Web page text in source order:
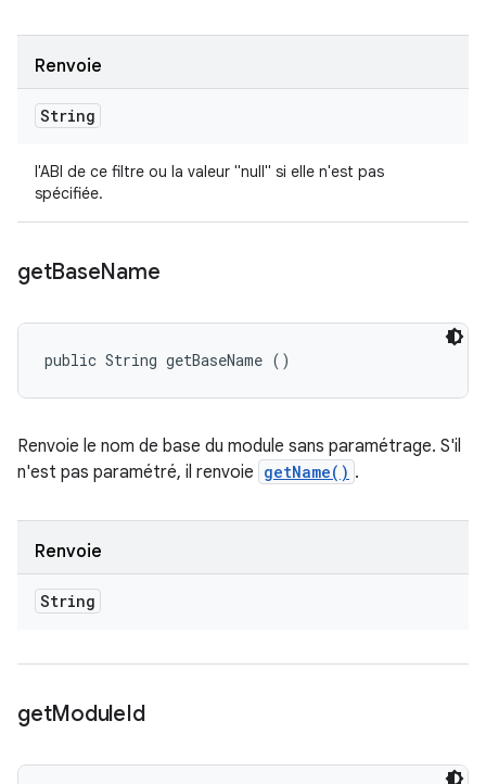
Renvoie
String
l'ABI de ce filtre ou la valeur "null" si elle n'est pas
spécifiée.
getBaseName
public String getBaseName ()
Renvoie le nom de base du module sans paramétrage. S'il
n'est pas paramétré, il renvoie getName() .
Renvoie
String
getModuleId